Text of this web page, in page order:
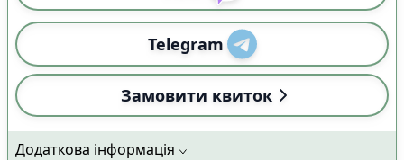
Telegram
Замовити квиток
Додаткова інформація